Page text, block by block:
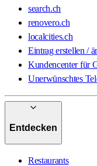
search.ch
renovero.ch
localcities.ch
Eintrag erstellen /
Kundencenter für
Unerwünschtes
Entdecken
Restaurants